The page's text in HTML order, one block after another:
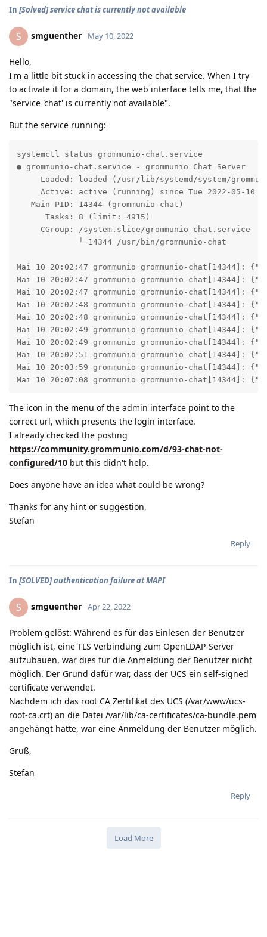
In [Solved] service chat is currently not available
S smguenther May 10, 2022
Hello,
I'm a little bit stuck in accessing the chat service. When I try
to activate it for a domain, the web interface tells me, that the
"service 'chat' is currently not available".
But the service running:
systemctl status grommunio-chat.service
● grommunio-chat.service - grommunio Chat Server
Loaded: loaded (/usr/lib/systemd/system/
Active: active (running) since Tue 2022-05-10
   Main PID: 14344 (grommunio-chat)
      Tasks: 8 (limit: 4915)
     CGroup: /system.slice/grommunio-chat.service
             └─14344 /usr/bin/grommunio-chat
Mai 10 20:02:47 grommunio grommunio-
Mai 10 20:02:47 grommunio grommunio-
Mai 10 20:02:47 grommunio grommunio-
Mai 10 20:02:48 grommunio grommunio-
Mai 10 20:02:48 grommunio grommunio-
Mai 10 20:02:49 grommunio grommunio-
Mai 10 20:02:49 grommunio grommunio-
Mai 10 20:02:51 grommunio grommunio-
Mai 10 20:03:59 grommunio grommunio-
Mai 10 20:07:08 grommunio grommunio-
The icon in the menu of the admin interface point to the
correct url, which presents the login interface.
I already checked the posting
https://community.grommunio.com/d/93-chat-not-
configured/10 but this didn't help.
Does anyone have an idea what could be wrong?
Thanks for any hint or suggestion,
Stefan
Reply
In [SOLVED] authentication failure at MAPI
S smguenther Apr 22, 2022
Problem gelöst: Während es für das Einlesen der Benutzer
möglich ist, eine TLS Verbindung zum OpenLDAP-Server
aufzubauen, war dies für die Anmeldung der Benutzer nicht
möglich. Der Grund dafür war, dass der UCS ein self-signed
certificate verwendet.
Nachdem ich das root CA Zertifikat des UCS (/var/www/ucs-
root-ca.crt) an die Datei /var/lib/ca-certificates/ca-bundle.pem
angehängt hatte, war eine Anmeldung der Benutzer möglich.
Gruß,
Stefan
Reply
Load More